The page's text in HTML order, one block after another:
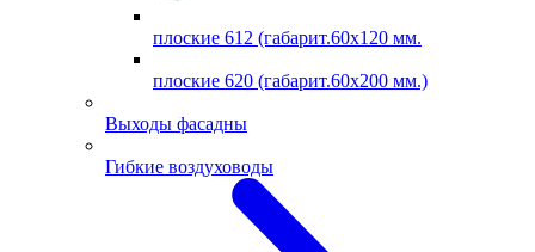
плоские 612 (габарит.60х120 мм.
плоские 620 (габарит.60х200 мм.)
Выходы фасадны
Гибкие воздуховоды